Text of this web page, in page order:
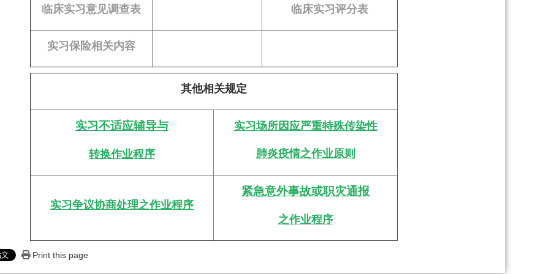
临床实习意见调查表 临床实习评分表
实习保险相关内容
其他相关规定
实习不适应辅导与
转换作业程序
实习场所因应严重特殊传染性
肺炎疫情之作业原则
实习争议协商处理之作业程序
紧急意外事故或职灾通报
之作业程序
Print this page